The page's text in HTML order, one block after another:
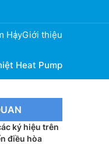
HayGiới thiệu
Heat Pump
ký hiệu trên
điều hòa